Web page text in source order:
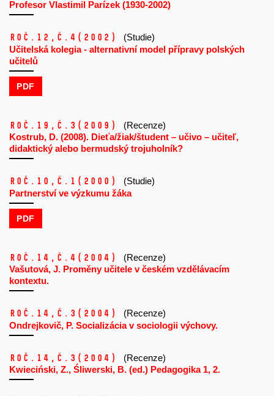
Profesor Vlastimil Parízek (1930-2002)
Roč.12, č.4 (2002)
(Studie)
Učitelská kolegia - alternativní model přípravy polských
učitelů
PDF
Roč.19, č.3 (2009)
(Recenze)
Kostrub, D. (2008). Dieťa/žiak/študent – učivo – učiteľ,
didaktický alebo bermudský trojuholník?
Roč.10, č.1 (2000)
(Studie)
Partnerství ve výzkumu žáka
PDF
Roč.14, č.4 (2004)
(Recenze)
Vašutová, J. Proměny učitele v českém vzdělávacím
kontextu.
Roč.14, č.3 (2004)
(Recenze)
Ondrejkovič, P. Socializácia v sociologii výchovy.
Roč.14, č.3 (2004)
(Recenze)
Kwieciński, Z., Śliwerski, B. (ed.) Pedagogika 1, 2.